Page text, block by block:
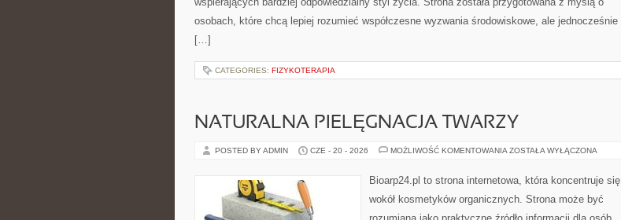
osobach, które chcą lepiej rozumieć współczesne wyzwania środowiskowe, ale jednocześnie
[…]
CATEGORIES: FIZYKOTERAPIA
NATURALNA PIELĘGNACJA TWARZY
POSTED BY ADMIN CZE - 20 - 2026 MOŻLIWOŚĆ KOMENTOWANIA NATURALNA
ZOSTAŁA WYŁĄCZONA
Bioarp24.pl to strona internetowa, która koncentruje się
wokół kosmetyków organicznych. Strona może być